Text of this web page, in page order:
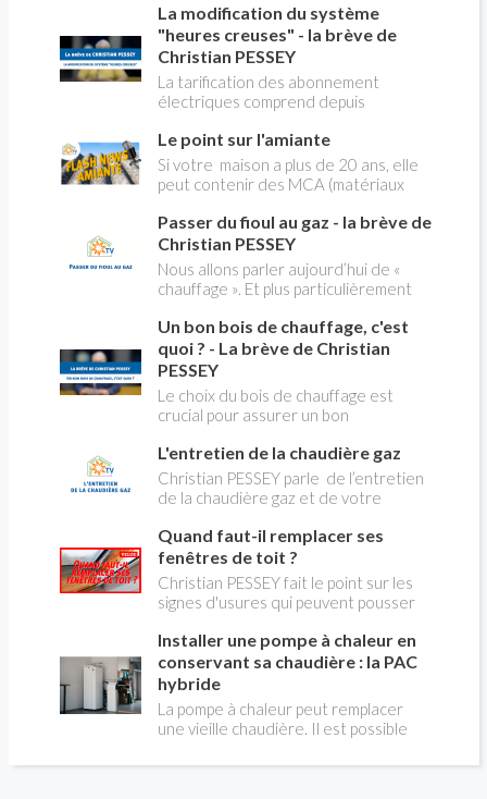
expliquer
La modification du système
"heures creuses" - la brève de
Christian PESSEY
La tarification des abonnement
électriques comprend depuis
pleines, heures creuses. Aujourd'hui
Christian PESSEY vous explique tout
ce qu'il faut savoir sur la nouvelle
modification du système "heures
creuses" qui concerne près de 15
millions de Français !
Le point sur l'amiante
Si votre maison a plus de 20 ans, elle
peut contenir des MCA (matériaux
panique, on fait le point dans notre
flash news n°3 spéciale Amiante et
ses dangers avec Christian Pessey
Passer du fioul au gaz - la brève de
Christian PESSEY
Nous allons parler aujourd’hui de «
chauffage ». Et plus particulièrement
aborder l’abandon du fioul au profit du
gaz.
Un bon bois de chauffage, c'est
quoi ? - La brève de Christian
PESSEY
Le choix du bois de chauffage est
crucial pour assurer un bon
l'impact environnemental. Mais
comment reconnaître un bois de
qualité ? Plusieurs critères entrent en
jeu : le type d'essence, le taux
d'humidité, la densité et la saison de
coupe.
L'entretien de la chaudière gaz
Christian PESSEY parle de l’entretien
de la chaudière gaz et de votre
avez un système par radiateurs ou un
plancher chauffant, qui sont alimentés
par une chaudière au gaz, vous devez
faire entretenir celle-ci une fois par
an, que vous soyez locataire ou
propriétaire occupant. C’est la même
chose pour un chauffe-bains au gaz.
C’est une obligation légale. Si vous ne
le faites pas, votre responsabilité
pourra être engagée en cas
d’accident, et vous ne serez pas
Quand faut-il remplacer ses
fenêtres de toit ?
Christian PESSEY fait le point sur les
signes d'usures qui peuvent pousser
toit. En remplaçant vos fenêtre de toit
vous ferez des économies de
chauffage et vous améliorerez le
confort des combles qui en sont
équipées.
Installer une pompe à chaleur en
conservant sa chaudière : la PAC
hybride
La pompe à chaleur peut remplacer
une vieille chaudière. Il est possible
l'énergie initialement utilisée (gaz ou